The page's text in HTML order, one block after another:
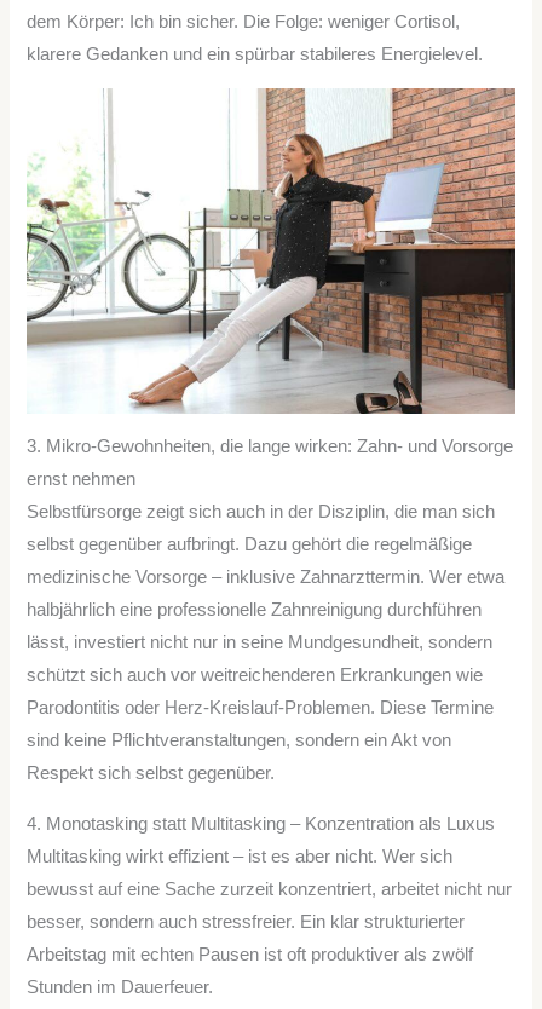
dem Körper: Ich bin sicher. Die Folge: weniger Cortisol,
klarere Gedanken und ein spürbar stabileres Energielevel.
3. Mikro-Gewohnheiten, die lange wirken: Zahn- und Vorsorge
ernst nehmen
Selbstfürsorge zeigt sich auch in der Disziplin, die man sich
selbst gegenüber aufbringt. Dazu gehört die regelmäßige
medizinische Vorsorge – inklusive Zahnarzttermin. Wer etwa
halbjährlich eine professionelle Zahnreinigung durchführen
lässt, investiert nicht nur in seine Mundgesundheit, sondern
schützt sich auch vor weitreichenderen Erkrankungen wie
Parodontitis oder Herz-Kreislauf-Problemen. Diese Termine
sind keine Pflichtveranstaltungen, sondern ein Akt von
Respekt sich selbst gegenüber.
4. Monotasking statt Multitasking – Konzentration als Luxus
Multitasking wirkt effizient – ist es aber nicht. Wer sich
bewusst auf eine Sache zurzeit konzentriert, arbeitet nicht nur
besser, sondern auch stressfreier. Ein klar strukturierter
Arbeitstag mit echten Pausen ist oft produktiver als zwölf
Stunden im Dauerfeuer.